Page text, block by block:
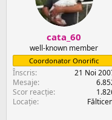
cata_60
well-known member
Coordonator Onorific
Înscris
21 Noi
Mesaje
Scor reacție
Locație